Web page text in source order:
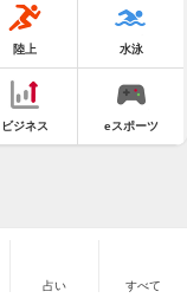
陸上 水泳
ビジネス eスポーツ
占い すべて